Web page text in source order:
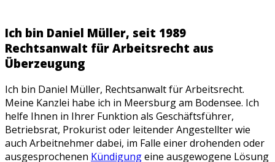
Ich bin Daniel Müller, seit 1989
Rechtsanwalt für Arbeitsrecht aus
Überzeugung
Ich bin Daniel Müller, Rechtsanwalt für Arbeitsrecht.
Meine Kanzlei habe ich in Meersburg am Bodensee. Ich
helfe Ihnen in Ihrer Funktion als Geschäftsführer,
Betriebsrat, Prokurist oder leitender Angestellter wie
auch Arbeitnehmer dabei, im Falle einer drohenden oder
ausgesprochenen Kündigungeine ausgewogene Lösung